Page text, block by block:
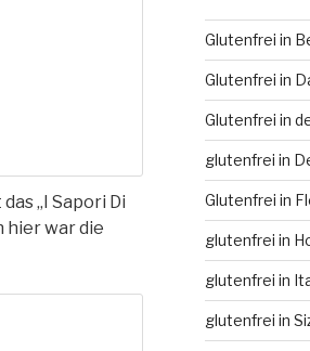
„I Sapori Di
hier war die
Glutenfrei in
Glutenfrei in
Glutenfrei in
glutenfrei in
Glutenfrei in
glutenfrei in
glutenfrei in
glutenfrei in